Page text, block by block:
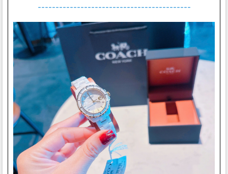
-------------------------------------------